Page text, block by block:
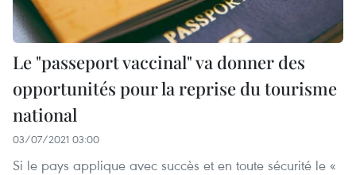
Le "passeport vaccinal" va donner des
opportunités pour la reprise du tourisme
national
03/07/2021 03:00
Si le pays applique avec succès et en toute sécurité le «